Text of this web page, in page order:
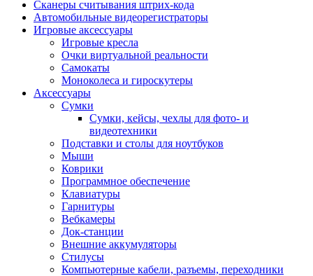
Сканеры считывания штрих-кода
Автомобильные видеорегистраторы
Игровые аксессуары
Игровые кресла
Очки виртуальной реальности
Самокаты
Моноколеса и гироскутеры
Аксессуары
Сумки
Сумки, кейсы, чехлы для фото- и
видеотехники
Подставки и столы для ноутбуков
Мыши
Коврики
Программное обеспечение
Клавиатуры
Гарнитуры
Вебкамеры
Док-станции
Внешние аккумуляторы
Стилусы
Компьютерные кабели, разъемы, переходники